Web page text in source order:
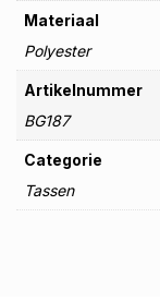
Materiaal
Polyester
Artikelnummer
BG187
Categorie
Tassen